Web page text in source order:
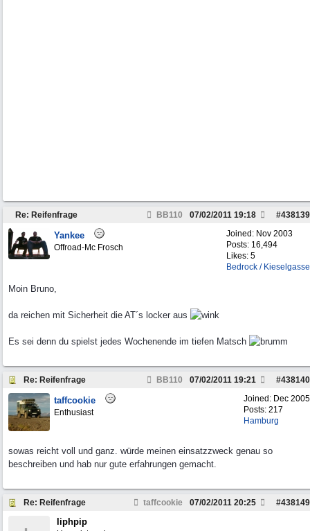
Re: Reifenfrage BB110 #438139
07/02/2011 19:18
Joined: Nov 2003
Posts: 16,494
Likes: 5
Bedrock / Kieselgasse
Yankee
Offroad-Mc Frosch
Moin Bruno,
da reichen mit Sicherheit die AT´s locker aus
Es sei denn du spielst jedes Wochenende im tiefen Matsch
Re: Reifenfrage BB110 #438140
07/02/2011 19:21
Joined: Dec 2005
Posts: 217
Hamburg
taffcookie
Enthusiast
sowas reicht voll und ganz. würde meinen einsatzzweck genau so
beschreiben und hab nur gute erfahrungen gemacht.
Re: Reifenfrage taffcookie #438149
07/02/2011 20:25
liphpip